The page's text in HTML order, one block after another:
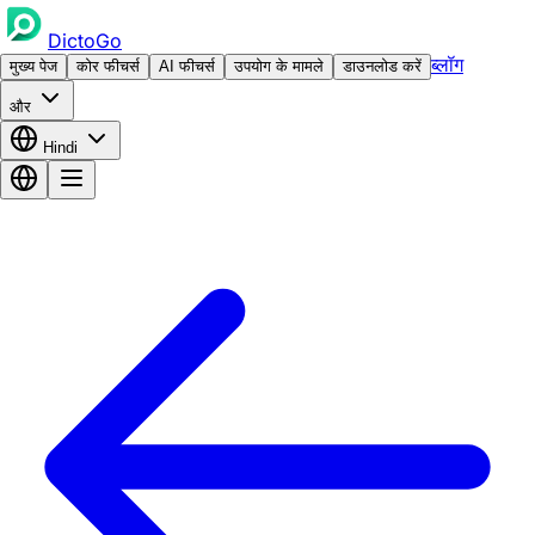
DictoGo
मुख्य पेज कोर फीचर्स AI फीचर्स उपयोग के मामले डाउनलोड करें ब्लॉग
और
Hindi